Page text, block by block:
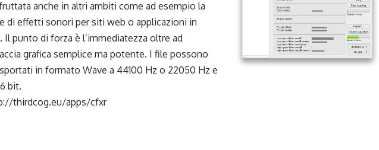
anche in altri ambiti come ad esempio la
di effetti sonori per siti web o applicazioni in
Il punto di forza è l’immediatezza oltre ad
grafica semplice ma potente. I file possono
in formato Wave a 44100 Hz o 22050 Hz e
bit.
thirdcog.eu/apps/cfxr